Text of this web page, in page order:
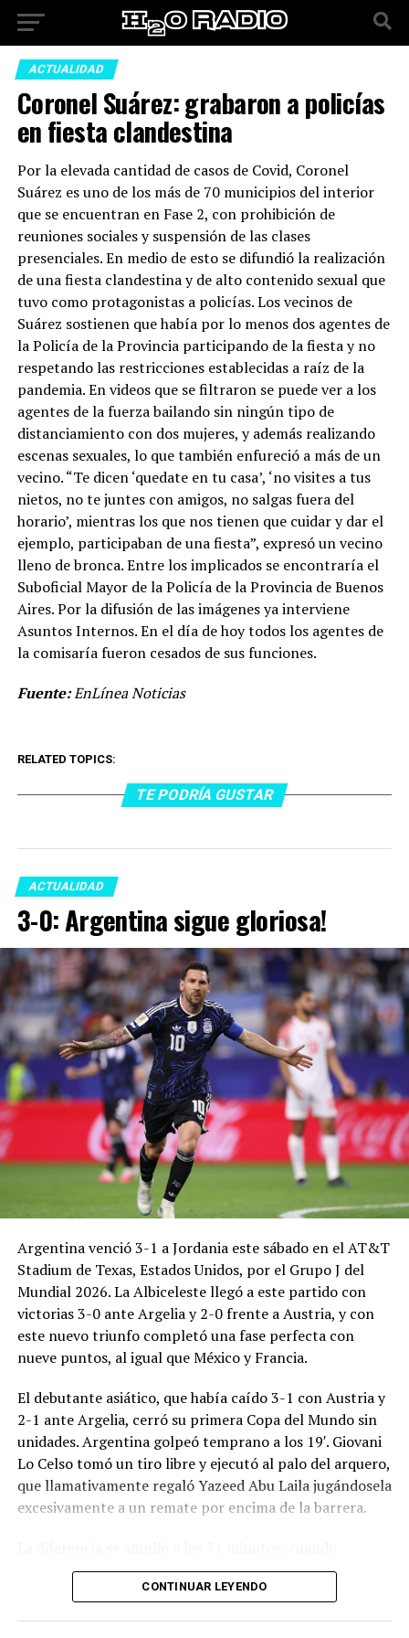
ACTUALIDAD
Coronel Suárez: grabaron a policías
en fiesta clandestina
Por la elevada cantidad de casos de Covid, Coronel
Suárez es uno de los más de 70 municipios del interior
que se encuentran en Fase 2, con prohibición de
reuniones sociales y suspensión de las clases
presenciales. En medio de esto se difundió la realización
de una fiesta clandestina y de alto contenido sexual que
tuvo como protagonistas a policías. Los vecinos de
Suárez sostienen que había por lo menos dos agentes de
la Policía de la Provincia participando de la fiesta y no
respetando las restricciones establecidas a raíz de la
pandemia. En videos que se filtraron se puede ver a los
agentes de la fuerza bailando sin ningún tipo de
distanciamiento con dos mujeres, y además realizando
escenas sexuales, lo que también enfureció a más de un
vecino. “Te dicen ‘quedate en tu casa’, ‘no visites a tus
nietos, no te juntes con amigos, no salgas fuera del
horario’, mientras los que nos tienen que cuidar y dar el
ejemplo, participaban de una fiesta”, expresó un vecino
lleno de bronca. Entre los implicados se encontraría el
Suboficial Mayor de la Policía de la Provincia de Buenos
Aires. Por la difusión de las imágenes ya interviene
Asuntos Internos. En el día de hoy todos los agentes de
la comisaría fueron cesados de sus funciones.
Fuente:EnLínea Noticias
RELATED TOPICS:
TE PODRÍA GUSTAR
ACTUALIDAD
3-0: Argentina sigue gloriosa!
Argentina venció 3-1 a Jordania este sábado en el AT&T
Stadium de Texas, Estados Unidos, por el Grupo J del
Mundial 2026. La Albiceleste llegó a este partido con
victorias 3-0 ante Argelia y 2-0 frente a Austria, y con
este nuevo triunfo completó una fase perfecta con
nueve puntos, al igual que México y Francia.
El debutante asiático, que había caído 3-1 con Austria y
2-1 ante Argelia, cerró su primera Copa del Mundo sin
unidades. Argentina golpeó temprano a los 19′. Giovani
Lo Celso tomó un tiro libre y ejecutó al palo del arquero,
que llamativamente regaló Yazeed Abu Laila jugándosela
excesivamente a un remate por encima de la barrera.
Lautaro Martínez convirtió de penal el 2-0. El Toro
anotó su primer gol en Copas del Mundo, tras no
CONTINUAR LEYENDO